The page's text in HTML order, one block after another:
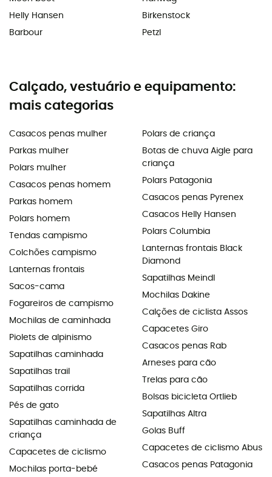
Helly Hansen
Barbour
Birkenstock
Petzl
Calçado, vestuário e equipamento:
mais categorias
Casacos penas mulher
Parkas mulher
Polars mulher
Casacos penas homem
Parkas homem
Polars homem
Tendas campismo
Colchões campismo
Lanternas frontais
Sacos-cama
Fogareiros de campismo
Mochilas de caminhada
Piolets de alpinismo
Sapatilhas caminhada
Sapatilhas trail
Sapatilhas corrida
Pés de gato
Sapatilhas caminhada de
criança
Capacetes de ciclismo
Mochilas porta-bebé
Polars de criança
Botas de chuva Aigle para
criança
Polars Patagonia
Casacos penas Pyrenex
Casacos Helly Hansen
Polars Columbia
Lanternas frontais Black
Diamond
Sapatilhas Meindl
Mochilas Dakine
Calções de ciclista Assos
Capacetes Giro
Casacos penas Rab
Arneses para cão
Trelas para cão
Bolsas bicicleta Ortlieb
Sapatilhas Altra
Golas Buff
Capacetes de ciclismo Abus
Casacos penas Patagonia